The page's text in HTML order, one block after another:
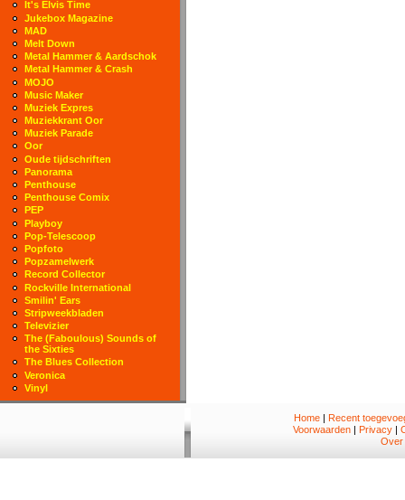
It's Elvis Time
Jukebox Magazine
MAD
Melt Down
Metal Hammer & Aardschok
Metal Hammer & Crash
MOJO
Music Maker
Muziek Expres
Muziekkrant Oor
Muziek Parade
Oor
Oude tijdschriften
Panorama
Penthouse
Penthouse Comix
PEP
Playboy
Pop-Telescoop
Popfoto
Popzamelwerk
Record Collector
Rockville International
Smilin' Ears
Stripweekbladen
Televizier
The (Faboulous) Sounds of
the Sixties
The Blues Collection
Veronica
Vinyl
Home| Recent
Voorwaarden | Privacy |
Over